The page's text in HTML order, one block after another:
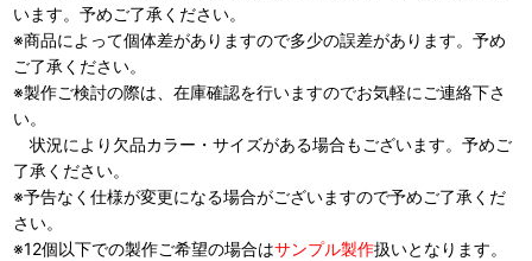
います。予めご了承ください。
※商品によって個体差がありますので多少の誤差があります。予め
ご了承ください。
※製作ご検討の際は、在庫確認を行いますのでお気軽にご連絡下さ
い。
状況により欠品カラー・サイズがある場合もございます。予めご
了承ください。
※予告なく仕様が変更になる場合がございますので予めご了承くだ
さい。
※12個以下での製作ご希望の場合はサンプル製作扱いとなります。